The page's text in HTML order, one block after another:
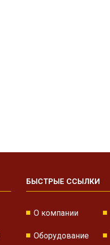
БЫСТРЫЕ ССЫЛКИ
О компании
Оборудование